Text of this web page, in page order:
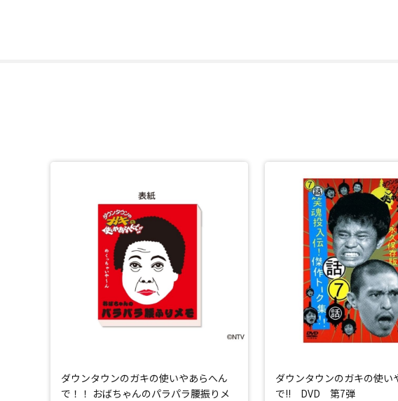
ダウンタウンのガキの使いやあらへん
で！！ おばちゃんのパラパラ腰振りメ
ダウンタウンのガキの使い
で!! DVD 第7弾